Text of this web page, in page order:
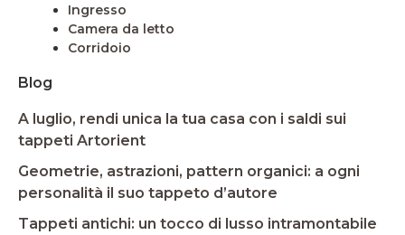
Ingresso
Camera da letto
Corridoio
Blog
A luglio, rendi unica la tua casa con i saldi sui
tappeti Artorient
Geometrie, astrazioni, pattern organici: a ogni
personalità il suo tappeto d’autore
Tappeti antichi: un tocco di lusso intramontabile